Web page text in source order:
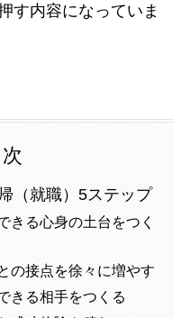
す内容になっていま
（就職）5ステップ
きる心身の土台をつく
の接点を徐々に増やす
きる相手をつくる